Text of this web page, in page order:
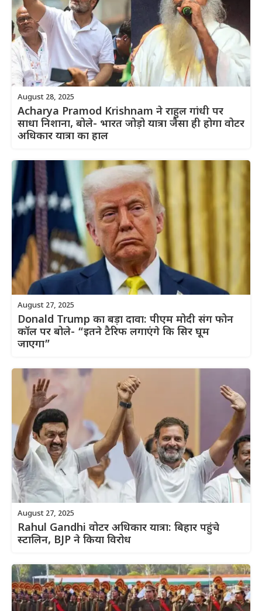
August 28, 2025
Acharya Pramod Krishnam ने राहुल गांधी पर
साधा निशाना, बोले- भारत जोड़ो यात्रा जैसा ही होगा वोटर
अधिकार यात्रा का हाल
August 27, 2025
Donald Trump का बड़ा दावा: पीएम मोदी संग फोन
कॉल पर बोले- “इतने टैरिफ लगाएंगे कि सिर घूम
जाएगा”
August 27, 2025
Rahul Gandhi वोटर अधिकार यात्रा: बिहार पहुंचे
स्टालिन, BJP ने किया विरोध